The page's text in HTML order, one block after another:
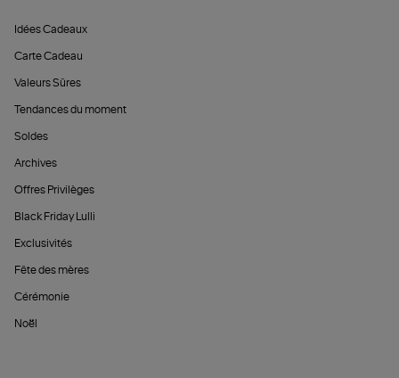
Idées Cadeaux
Carte Cadeau
Valeurs Sûres
Tendances du moment
Soldes
Archives
Offres Privilèges
Black Friday Lulli
Exclusivités
Fête des mères
Cérémonie
Noël